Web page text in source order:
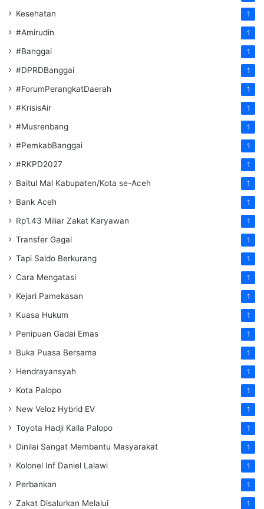
Kesehatan 1
#Amirudin 1
#Banggai 1
#DPRDBanggai 1
#ForumPerangkatDaerah 1
#KrisisAir 1
#Musrenbang 1
#PemkabBanggai 1
#RKPD2027 1
Baitul Mal Kabupaten/Kota se-Aceh 1
Bank Aceh 1
Rp1.43 Miliar Zakat Karyawan 1
Transfer Gagal 1
Tapi Saldo Berkurang 1
Cara Mengatasi 1
Kejari Pamekasan 1
Kuasa Hukum 1
Penipuan Gadai Emas 1
Buka Puasa Bersama 1
Hendrayansyah 1
Kota Palopo 1
New Veloz Hybrid EV 1
Toyota Hadji Kalla Palopo 1
Dinilai Sangat Membantu Masyarakat 1
Kolonel Inf Daniel Lalawi 1
Perbankan 1
Zakat Disalurkan Melalui 1